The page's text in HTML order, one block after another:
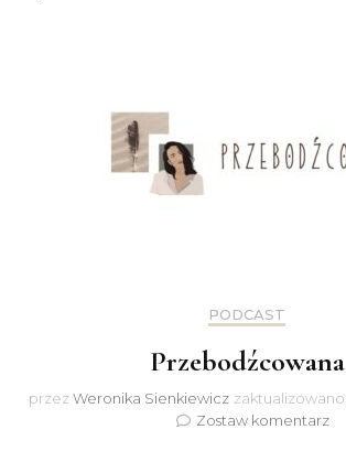
PODCAST
Przebodźcowana
przezWeronika Sienkiewicz zaktualizowano
Zostaw komentarzdo